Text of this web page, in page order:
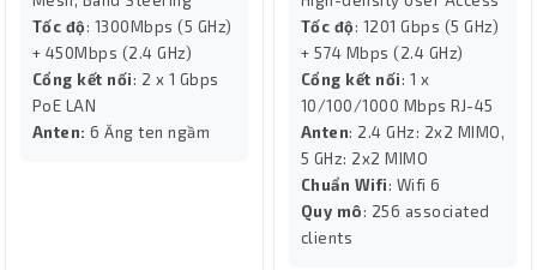
Tốc độ: 1300Mbps (5 GHz)
+ 450Mbps (2.4 GHz)
Cổng kết nối: 2 x 1 Gbps
PoE LAN
Anten:6 Ăng ten ngầm
Tốc độ: 1201 Gbps (5 GHz)
+ 574 Mbps (2.4 GHz)
Cổng kết nối: 1 x
10/100/1000 Mbps RJ-45
Anten: 2.4 GHz: 2x2 MIMO,
5 GHz: 2x2 MIMO
Chuẩn Wifi: Wifi 6
Quy mô: 256 associated
clients